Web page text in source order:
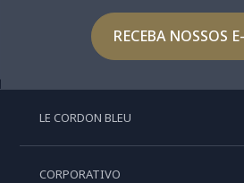
RECEBA NOSSOS
LE CORDON BLEU
CORPORATIVO